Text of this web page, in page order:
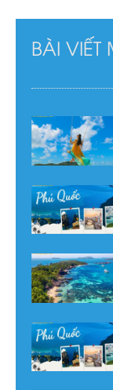
BÀI VIẾT